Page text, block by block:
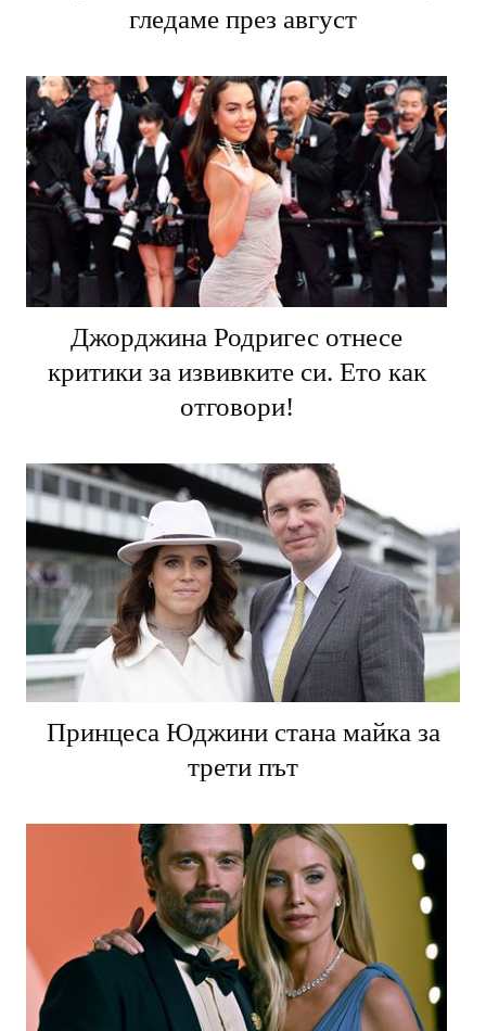
гледаме през август
Джорджина Родригес отнесе
критики за извивките си. Ето как
отговори!
Принцеса Юджини стана майка за
трети път